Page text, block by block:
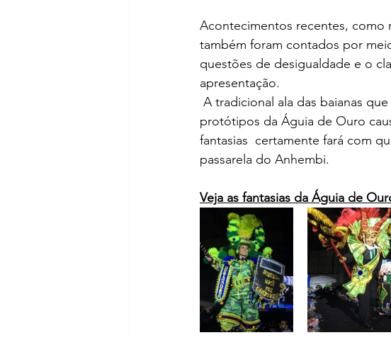
Acontecimentos recentes, como
também foram contados por
questões de desigualdade e o
apresentação.
A tradicional ala das baianas
protótipos da Águia de Ouro
fantasias  certamente fará com
passarela do Anhembi.
Veja as fantasias da Águia de